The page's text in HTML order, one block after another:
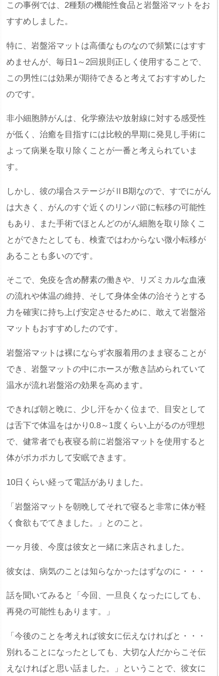
この事例では、2種類の機能性食品と岩盤浴マットをお
すすめしました。
特に、岩盤浴マットは高価なものなので頻繁にはすす
めませんが、毎日1～2回規則正しく使用することで、
この男性には効果が期待できると考えておすすめした
のです。
非小細胞肺がんは、化学療法や放射線に対する感受性
が低く、治癒を目指すには比較的早期に発見し手術に
よって病巣を取り除くことが一番と考えられていま
す。
しかし、彼の場合ステージがⅡB期なので、すでにがん
は大きく、がんのすぐ近くのリンパ節に転移の可能性
もあり、また手術でほとんどのがん細胞を取り除くこ
とができたとしても、検査ではわからない微小転移が
あることも多いのです。
そこで、免疫を含め酵素の働きや、リズミカルな血液
の流れや体温の維持、そして身体全体の治そうとする
力を確実に持ち上げ安定させるために、敢えて岩盤浴
マットもおすすめしたのです。
岩盤浴マットは裸にならず衣服着用のまま寝ることが
でき、岩盤マットの中にホースが敷き詰められていて
温水が流れ岩盤浴の効果を高めます。
できれば朝と晩に、少し汗をかく位まで、目安として
は舌下で体温をはかり0.8～1度くらい上がるのが理想
で、健常者でも夜寝る前に岩盤浴マットを使用すると
体がポカポカして安眠できます。
10日くらい経って電話がありました。
「岩盤浴マットを朝晩してそれで寝ると非常に体が軽
く食欲もでてきました。」とのこと。
一ヶ月後、今度は彼女と一緒に来店されました。
彼女は、病気のことは知らなかったはずなのに・・・
話を聞いてみると「今回、一旦良くなったにしても、
再発の可能性もあります。」
「今後のことを考えれば彼女に伝えなければと・・・
別れることになったとしても、大切な人だからこそ伝
えなければと思い話ました。」ということで、彼女に